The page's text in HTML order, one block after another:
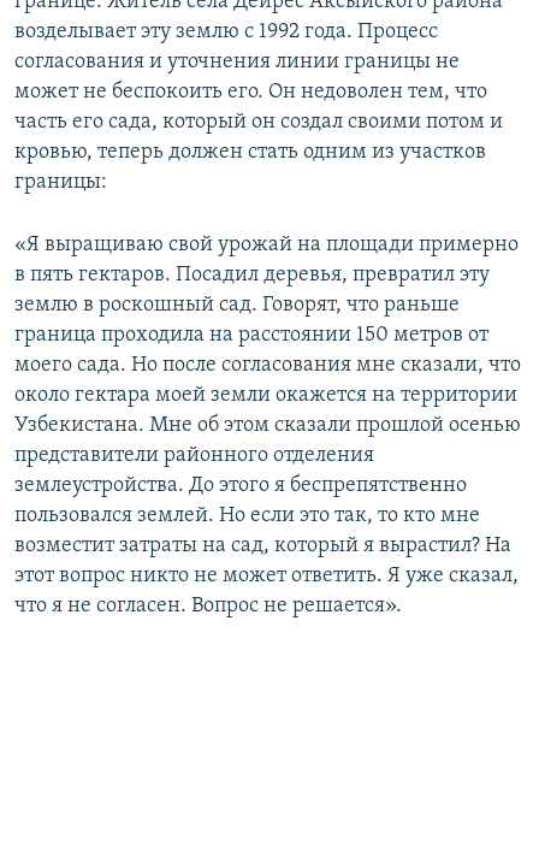
возделывает эту землю с 1992 года. Процесс
согласования и уточнения линии границы не
может не беспокоить его. Он недоволен тем, что
часть его сада, который он создал своими потом и
кровью, теперь должен стать одним из участков
границы:
«Я выращиваю свой урожай на площади примерно
в пять гектаров. Посадил деревья, превратил эту
землю в роскошный сад. Говорят, что раньше
граница проходила на расстоянии 150 метров от
моего сада. Но после согласования мне сказали, что
около гектара моей земли окажется на территории
Узбекистана. Мне об этом сказали прошлой осенью
представители районного отделения
землеустройства. До этого я беспрепятственно
пользовался землей. Но если это так, то кто мне
возместит затраты на сад, который я вырастил? На
этот вопрос никто не может ответить. Я уже сказал,
что я не согласен. Вопрос не решается».